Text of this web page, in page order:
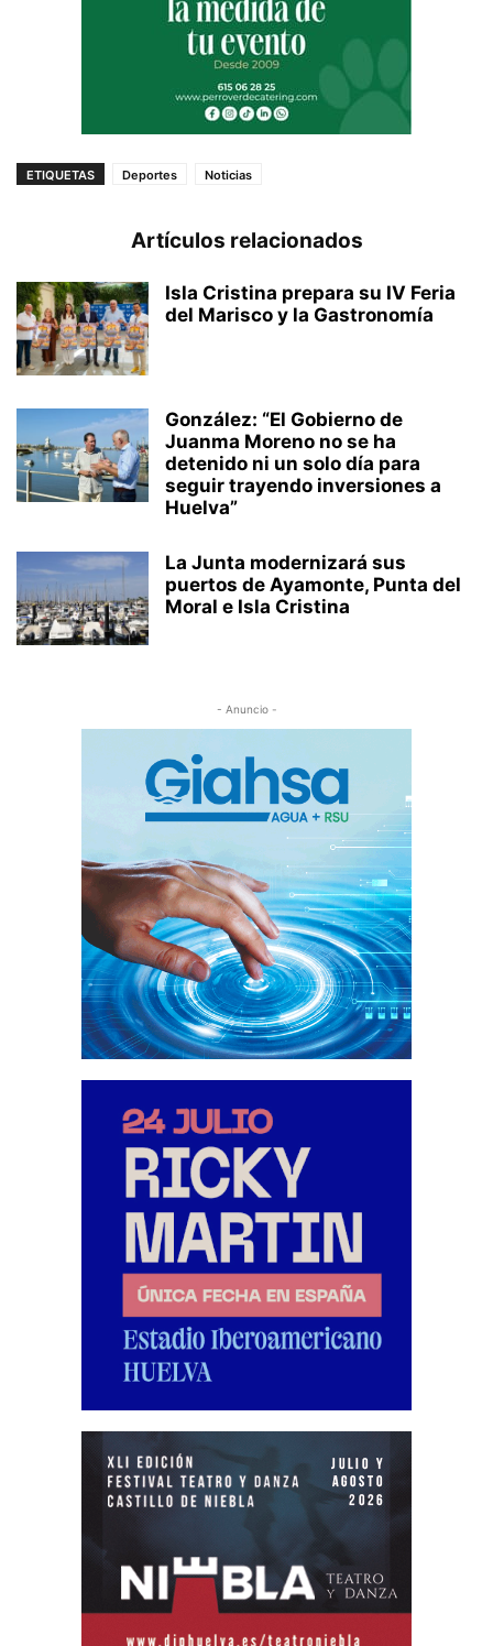
ETIQUETAS Deportes Noticias
Artículos relacionados
Isla Cristina prepara su IV Feria
del Marisco y la Gastronomía
González: “El Gobierno de
Juanma Moreno no se ha
detenido ni un solo día para
seguir trayendo inversiones a
Huelva”
La Junta modernizará sus
puertos de Ayamonte, Punta del
Moral e Isla Cristina
- Anuncio -